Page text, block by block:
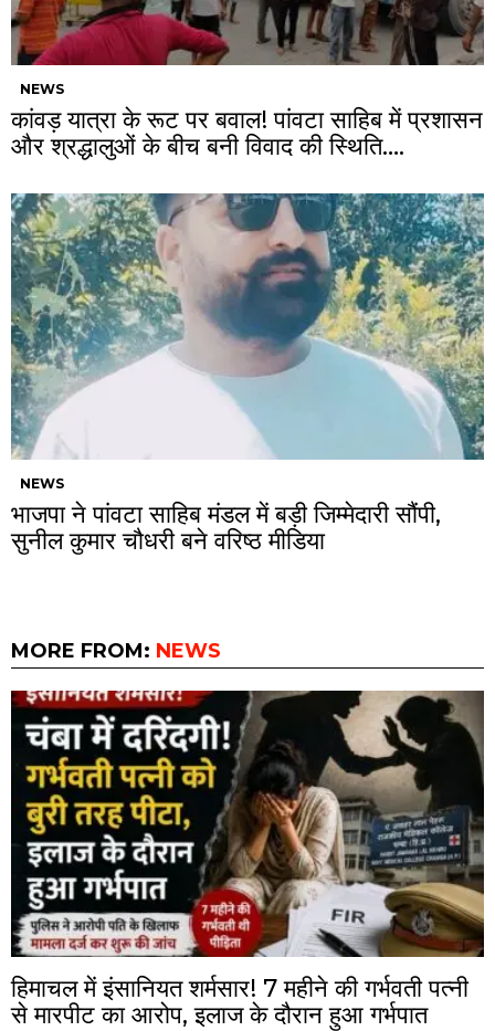
NEWS
कांवड़ यात्रा के रूट पर बवाल! पांवटा साहिब में प्रशासन
और श्रद्धालुओं के बीच बनी विवाद की स्थिति….
NEWS
भाजपा ने पांवटा साहिब मंडल में बड़ी जिम्मेदारी सौंपी,
सुनील कुमार चौधरी बने वरिष्ठ मीडिया
MORE FROM: NEWS
हिमाचल में इंसानियत शर्मसार! 7 महीने की गर्भवती पत्नी
से मारपीट का आरोप, इलाज के दौरान हुआ गर्भपात